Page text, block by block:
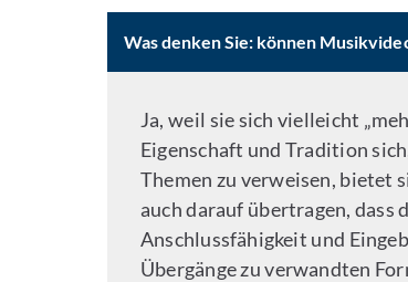
Was denken Sie: können
Ja, weil sie sich vielleicht
Eigenschaft und Tradition
Themen zu verweisen, bietet
auch darauf übertragen,
Anschlussfähigkeit und
Übergänge zu verwandten